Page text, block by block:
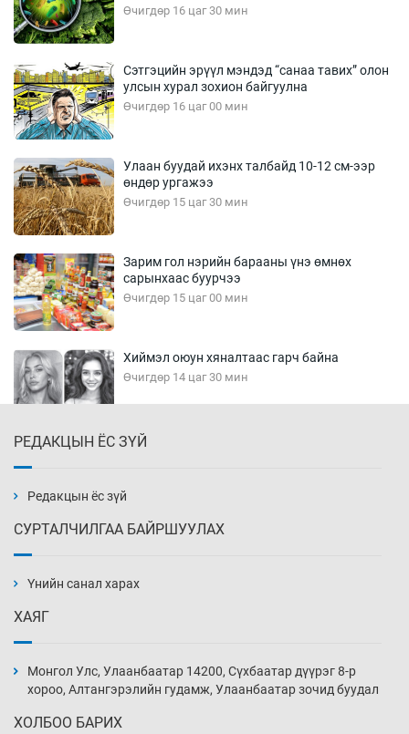
Өчигдөр 16 цаг 30 мин
Сэтгэцийн эрүүл мэндэд “санаа тавих” олон
улсын хурал зохион байгуулна
Өчигдөр 16 цаг 00 мин
Улаан буудай ихэнх талбайд 10-12 см-ээр
өндөр ургажээ
Өчигдөр 15 цаг 30 мин
Зарим гол нэрийн барааны үнэ өмнөх
сарынхаас буурчээ
Өчигдөр 15 цаг 00 мин
Хиймэл оюун хяналтаас гарч байна
Өчигдөр 14 цаг 30 мин
Өчигдөр 14 цаг 00 мин
нэмэгджээ
Өчигдөр 13 цаг 30 мин
РЕДАКЦЫН ЁС ЗҮЙ
Редакцын ёс зүй
СУРТАЛЧИЛГАА БАЙРШУУЛАХ
Үнийн санал харах
ХАЯГ
Монгол Улс, Улаанбаатар 14200, Сүхбаатар дүүрэг 8-р
хороо, Алтангэрэлийн гудамж, Улаанбаатар зочид буудал
ХОЛБОО БАРИХ